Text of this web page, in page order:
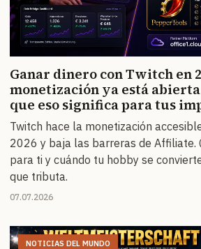
Ganar dinero con Twitch en
monetización ya está
que eso significa para tus
Twitch hace la monetización
2026 y baja las barreras de Affiliate.
para ti y cuándo tu hobby se
que tributa.
07.07.2026
NOTICIAS DEL MUNDO